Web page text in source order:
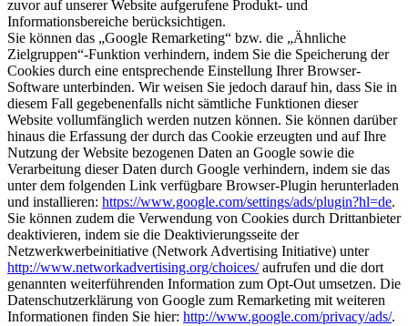
zuvor auf unserer Website aufgerufene Produkt- und
Informationsbereiche berücksichtigen.
Sie können das „Google Remarketing“ bzw. die „Ähnliche
Zielgruppen“-Funktion verhindern, indem Sie die Speicherung der
Cookies durch eine entsprechende Einstellung Ihrer Browser-
Software unterbinden. Wir weisen Sie jedoch darauf hin, dass Sie in
diesem Fall gegebenenfalls nicht sämtliche Funktionen dieser
Website vollumfänglich werden nutzen können. Sie können darüber
hinaus die Erfassung der durch das Cookie erzeugten und auf Ihre
Nutzung der Website bezogenen Daten an Google sowie die
Verarbeitung dieser Daten durch Google verhindern, indem sie das
unter dem folgenden Link verfügbare Browser-Plugin herunterladen
und installieren: https://www.google.com/settings/ads/plugin?hl=de.
Sie können zudem die Verwendung von Cookies durch Drittanbieter
deaktivieren, indem sie die Deaktivierungsseite der
Netzwerkwerbeinitiative (Network Advertising Initiative) unter
http://www.networkadvertising.org/choices/aufrufen und die dort
genannten weiterführenden Information zum Opt-Out umsetzen. Die
Datenschutzerklärung von Google zum Remarketing mit weiteren
Informationen finden Sie hier: http://www.google.com/privacy/ads/.